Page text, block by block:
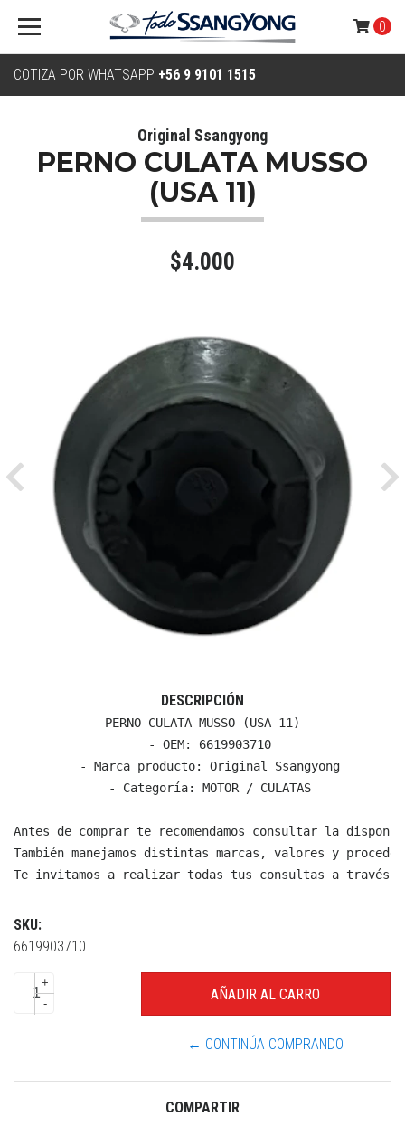
COTIZA POR WHATSAPP +56 9 9101 1515
0
Original Ssangyong
PERNO CULATA MUSSO
(USA 11)
$4.000
Previous
DESCRIPCIÓN
PERNO CULATA MUSSO (USA 11)
  - OEM: 6619903710
  - Marca producto: Original Ssangyong
  - Categoría: MOTOR / CULATAS
Antes de comprar te recomendamos consultar la
También manejamos distintas marcas, valores y
Te invitamos a realizar todas tus consultas a través
SKU:
6619903710
+
-
← CONTINÚA COMPRANDO
COMPARTIR